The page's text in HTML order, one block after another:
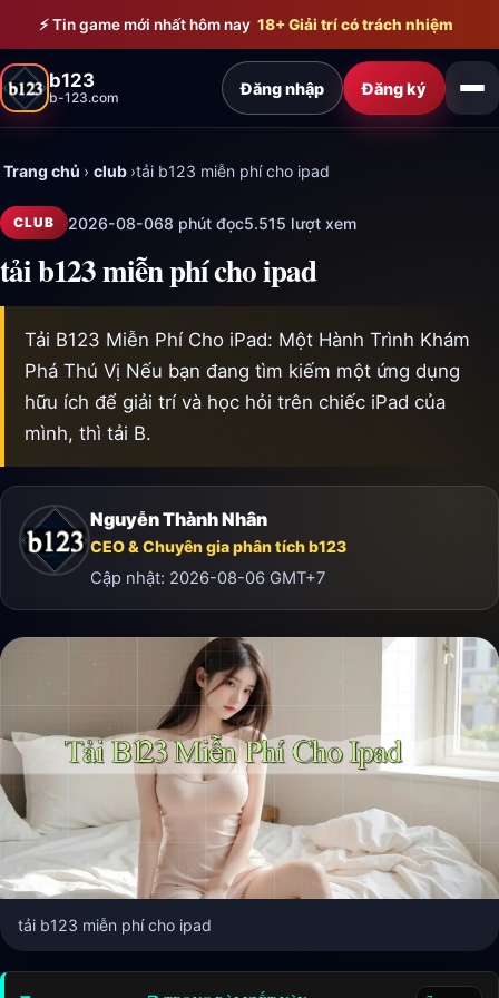
Bỏ qua đến nội dung chính
⚡ Tin game mới nhất hôm nay 18+ Giải trí có trách nhiệm
b123
b-123.com Đăng nhập Đăng ký
Trang chủ › club ›tải b123 miễn phí cho ipad
CLUB 2026-08-068 phút đọc5.515 lượt xem
tải b123 miễn phí cho ipad
Tải B123 Miễn Phí Cho iPad: Một Hành Trình Khám
Phá Thú Vị Nếu bạn đang tìm kiếm một ứng dụng
hữu ích để giải trí và học hỏi trên chiếc iPad của
mình, thì tải B.
Nguyễn Thành Nhân
CEO & Chuyên gia phân tích b123
Cập nhật: 2026-08-06 GMT+7
tải b123 miễn phí cho ipad